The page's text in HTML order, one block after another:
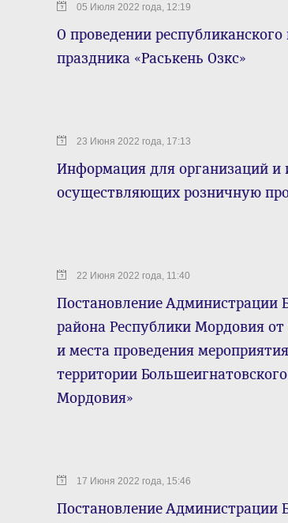
05 Июля 2022 года, 12:19
О проведении
праздника «Раськень Озкс»
23 Июня 2022 года, 17:13
Информация для организаций
осуществляющих розничную
22 Июня 2022 года, 11:40
Постановление Администрации
района Республики Мордовия
и места проведения
территории
Мордовия»
17 Июня 2022 года, 15:46
Постановление Администрации